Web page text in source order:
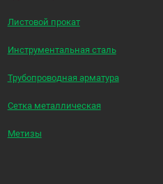
Листовой прокат
Инструментальная сталь
Трубопроводная арматура
Сетка металлическая
Метизы